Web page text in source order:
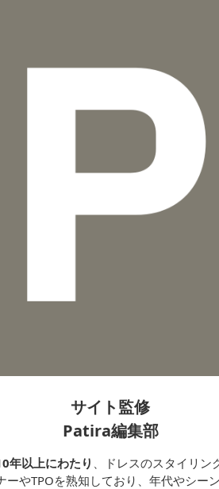
サイト監修
Patira編集部
年以上にわたり 、ドレスのスタイリン
やTPOを熟知しており、年代やシー